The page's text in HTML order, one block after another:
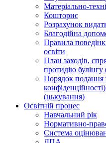
Матеріально-
Кошторис
Розрахунок
Благодійна
Правила
освіти
План заходів,
протидію
Порядок подання
(цькування)
Освітній процес
Навчальний рік
Нормативно-
Система